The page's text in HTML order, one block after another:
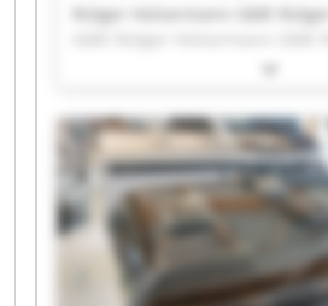
Rütger Hülsermann GME
Hülsermann GME Rütger
GME Rütger Hülsermann GME
Hülsermann GME Rütger
Rütger Hülsermann GME
GME Rütger Hülsermann GME
Hülsermann GME Rütger
Rütger Hülsermann GME
GME Rütger Hülsermann GME
Hülsermann GME Rütger